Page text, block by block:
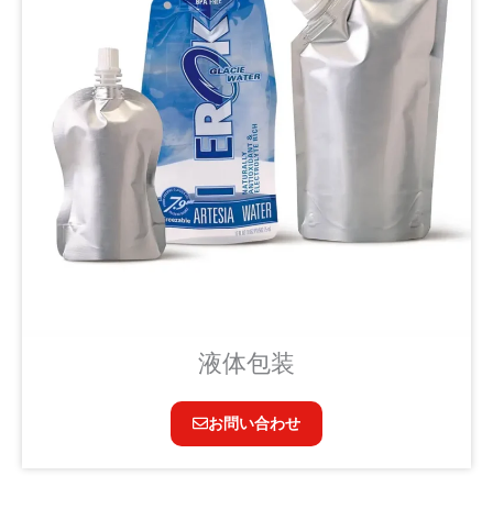
液体包装
お問い合わせ